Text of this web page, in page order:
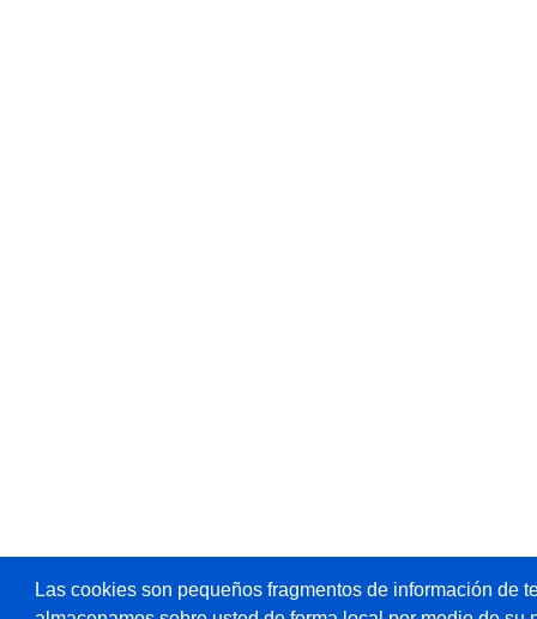
Las cookies son pequeños fragmentos de información de